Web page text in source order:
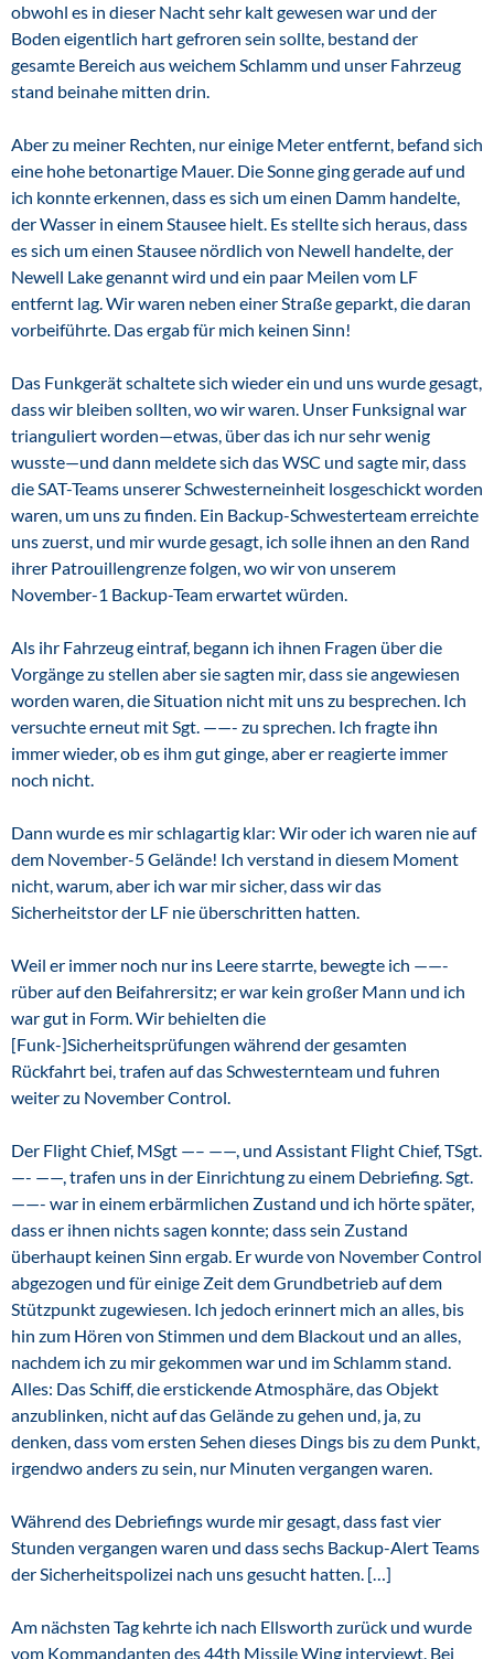
obwohl es in dieser Nacht sehr kalt gewesen war und der
Boden eigentlich hart gefroren sein sollte, bestand der
gesamte Bereich aus weichem Schlamm und unser Fahrzeug
stand beinahe mitten drin.
Aber zu meiner Rechten, nur einige Meter entfernt, befand sich
eine hohe betonartige Mauer. Die Sonne ging gerade auf und
ich konnte erkennen, dass es sich um einen Damm handelte,
der Wasser in einem Stausee hielt. Es stellte sich heraus, dass
es sich um einen Stausee nördlich von Newell handelte, der
Newell Lake genannt wird und ein paar Meilen vom LF
entfernt lag. Wir waren neben einer Straße geparkt, die daran
vorbeiführte. Das ergab für mich keinen Sinn!
Das Funkgerät schaltete sich wieder ein und uns wurde gesagt,
dass wir bleiben sollten, wo wir waren. Unser Funksignal war
trianguliert worden—etwas, über das ich nur sehr wenig
wusste—und dann meldete sich das WSC und sagte mir, dass
die SAT-Teams unserer Schwesterneinheit losgeschickt worden
waren, um uns zu finden. Ein Backup-Schwesterteam erreichte
uns zuerst, und mir wurde gesagt, ich solle ihnen an den Rand
ihrer Patrouillengrenze folgen, wo wir von unserem
November-1 Backup-Team erwartet würden.
Als ihr Fahrzeug eintraf, begann ich ihnen Fragen über die
Vorgänge zu stellen aber sie sagten mir, dass sie angewiesen
worden waren, die Situation nicht mit uns zu besprechen. Ich
versuchte erneut mit Sgt. ——- zu sprechen. Ich fragte ihn
immer wieder, ob es ihm gut ginge, aber er reagierte immer
noch nicht.
Dann wurde es mir schlagartig klar: Wir oder ich waren nie auf
dem November-5 Gelände! Ich verstand in diesem Moment
nicht, warum, aber ich war mir sicher, dass wir das
Sicherheitstor der LF nie überschritten hatten.
Weil er immer noch nur ins Leere starrte, bewegte ich ——-
rüber auf den Beifahrersitz; er war kein großer Mann und ich
war gut in Form. Wir behielten die
[Funk-]Sicherheitsprüfungen während der gesamten
Rückfahrt bei, trafen auf das Schwesternteam und fuhren
weiter zu November Control.
Der Flight Chief, MSgt —– ——, und Assistant Flight Chief, TSgt.
—- ——, trafen uns in der Einrichtung zu einem Debriefing. Sgt.
——- war in einem erbärmlichen Zustand und ich hörte später,
dass er ihnen nichts sagen konnte; dass sein Zustand
überhaupt keinen Sinn ergab. Er wurde von November Control
abgezogen und für einige Zeit dem Grundbetrieb auf dem
Stützpunkt zugewiesen. Ich jedoch erinnert mich an alles, bis
hin zum Hören von Stimmen und dem Blackout und an alles,
nachdem ich zu mir gekommen war und im Schlamm stand.
Alles: Das Schiff, die erstickende Atmosphäre, das Objekt
anzublinken, nicht auf das Gelände zu gehen und, ja, zu
denken, dass vom ersten Sehen dieses Dings bis zu dem Punkt,
irgendwo anders zu sein, nur Minuten vergangen waren.
Während des Debriefings wurde mir gesagt, dass fast vier
Stunden vergangen waren und dass sechs Backup-Alert Teams
der Sicherheitspolizei nach uns gesucht hatten. […]
Am nächsten Tag kehrte ich nach Ellsworth zurück und wurde
vom Kommandanten des 44th Missile Wing interviewt. Bei